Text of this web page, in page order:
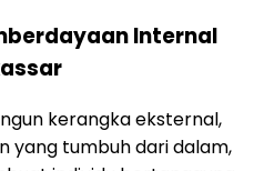
Internal
kerangka eksternal,
yang tumbuh dari dalam,